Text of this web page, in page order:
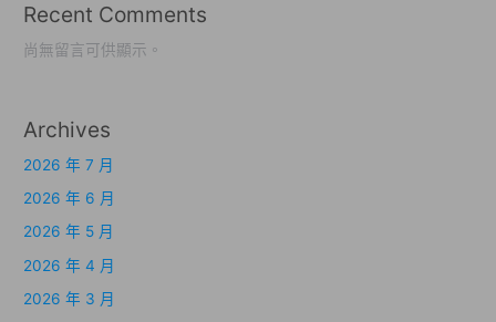
Recent Comments
尚無留言可供顯示。
Archives
2026 年 7 月
2026 年 6 月
2026 年 5 月
2026 年 4 月
2026 年 3 月